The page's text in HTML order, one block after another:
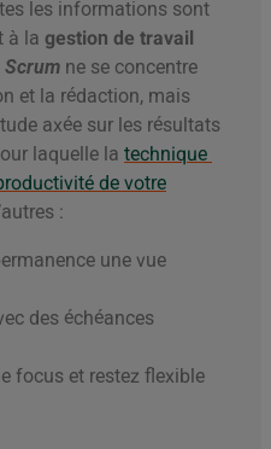
les informations sont
à la gestion de travail
Scrum ne se concentre
et la rédaction, mais
axée sur les résultats
laquelle la technique
de votre
:
une vue
des échéances
focus et restez flexible